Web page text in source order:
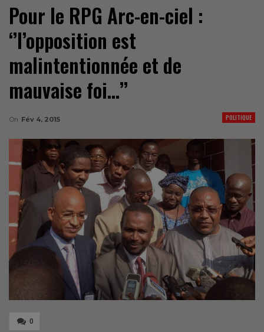
Pour le RPG Arc-en-ciel :
‘’l’opposition est
malintentionnée et de
mauvaise foi…’’
POLITIQUE
On Fév 4, 2015
0